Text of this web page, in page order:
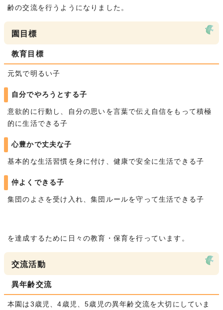
齢の交流を行うようになりました。
園目標
教育目標
元気で明るい子
自分でやろうとする子
意欲的に行動し、自分の思いを言葉で伝え自信をもって積極
的に生活できる子
心豊かで丈夫な子
基本的な生活習慣を身に付け、健康で安全に生活できる子
仲よくできる子
集団のよさを受け入れ、集団ルールを守って生活できる子
を達成するために日々の教育・保育を行っています。
交流活動
異年齢交流
本園は3歳児、4歳児、5歳児の異年齢交流を大切にしていま